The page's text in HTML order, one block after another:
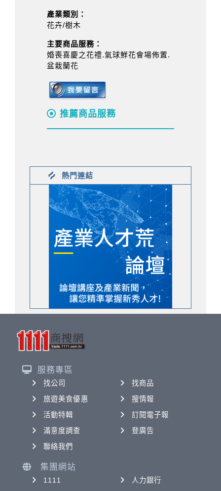
產業類別：
花卉/樹木
主要商品服務：
婚喪喜慶之花禮.氣球鮮花會場佈置.
盆栽蘭花
推薦商品服務
熱門連結
服務專區
找公司
找商品
旅遊美食優惠
搜情報
活動特輯
訂閱電子報
滿意度調查
登廣告
聯絡我們
集團網站
1111
人力銀行